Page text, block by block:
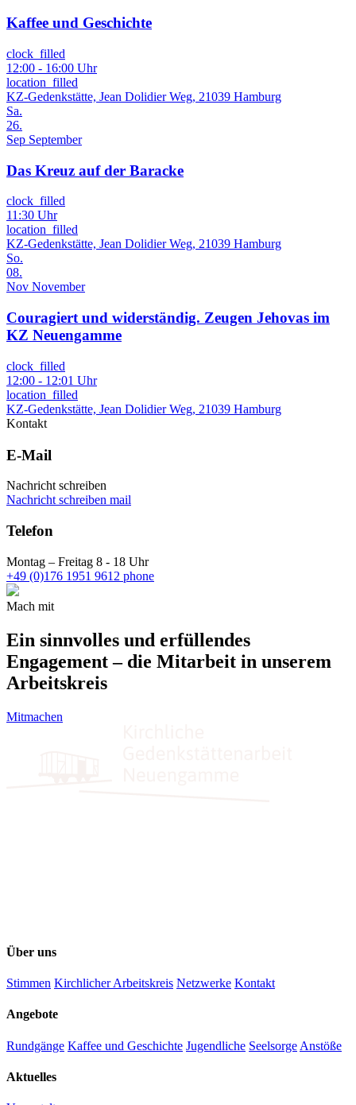
Kaffee und Geschichte
clock_filled
12:00 - 16:00 Uhr
location_filled
KZ-Gedenkstätte, Jean Dolidier Weg, 21039 Hamburg
Sa.
26.
Sep September
Das Kreuz auf der Baracke
clock_filled
11:30 Uhr
location_filled
KZ-Gedenkstätte, Jean Dolidier Weg, 21039 Hamburg
So.
08.
Nov November
Couragiert und widerständig. Zeugen Jehovas im
KZ Neuengamme
clock_filled
12:00 - 12:01 Uhr
location_filled
KZ-Gedenkstätte, Jean Dolidier Weg, 21039 Hamburg
Kontakt
E-Mail
Nachricht schreiben
Nachricht schreiben mail
Telefon
Montag – Freitag 8 - 18 Uhr
+49 (0)176 1951 9612 phone
Mach mit
Ein sinnvolles und erfüllendes
Engagement – die Mitarbeit in unserem
Arbeitskreis
Mitmachen
Über uns
Stimmen Kirchlicher Arbeitskreis Netzwerke Kontakt
Angebote
Rundgänge Kaffee und Geschichte Jugendliche Seelsorge Anstöße
Aktuelles